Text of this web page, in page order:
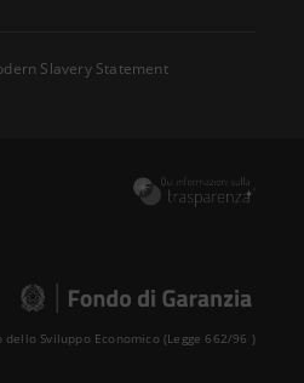
Slavery Statement
Sviluppo Economico (Legge 662/96 )